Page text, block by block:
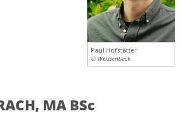
Paul Hofstätter
© Weissenbeck
MA BSc